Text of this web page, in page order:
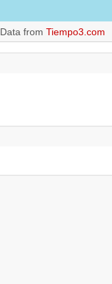
Data fromTiempo3.com